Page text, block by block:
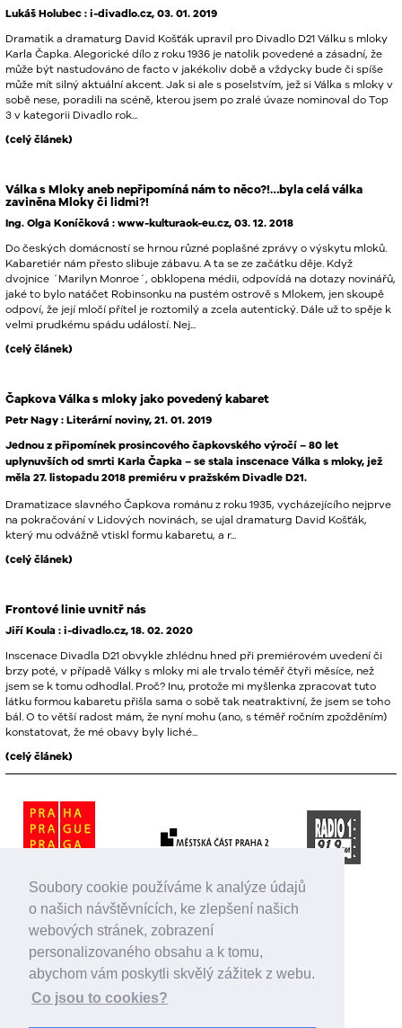
Soubory cookie používáme k analýze údajů
o našich návštěvnících, ke zlepšení našich
webových stránek, zobrazení
personalizovaného obsahu a k tomu,
abychom vám poskytli skvělý zážitek z webu.
Co jsou to cookies?
Lukáš Holubec : i-divadlo.cz, 03. 01. 2019
Dramatik a dramaturg David Košťák upravil pro Divadlo D21 Válku s mloky
Karla Čapka. Alegorické dílo z roku 1936 je natolik povedené a zásadní, že
může být nastudováno de facto v jakékoliv době a vždycky bude či spíše
může mít silný aktuální akcent. Jak si ale s poselstvím, jež si Válka s mloky v
sobě nese, poradili na scéně, kterou jsem po zralé úvaze nominoval do Top
3 v kategorii Divadlo rok...
(celý článek)
Válka s Mloky aneb nepřipomíná nám to něco?!…byla celá válka
zaviněna Mloky či lidmi?!
Ing. Olga Koníčková : www-kulturaok-eu.cz, 03. 12. 2018
Do českých domácností se hrnou různé poplašné zprávy o výskytu mloků.
Kabaretiér nám přesto slibuje zábavu. A ta se ze začátku děje. Když
dvojnice ´Marilyn Monroe´, obklopena médii, odpovídá na dotazy novinářů,
jaké to bylo natáčet Robinsonku na pustém ostrově s Mlokem, jen skoupě
odpoví, že její mločí přítel je roztomilý a zcela autentický. Dále už to spěje k
velmi prudkému spádu událostí. Nej...
(celý článek)
Čapkova Válka s mloky jako povedený kabaret
Petr Nagy : Literární noviny, 21. 01. 2019
Jednou z připomínek prosincového čapkovského výročí – 80 let
uplynuvších od smrti Karla Čapka – se stala inscenace Válka s mloky, jež
měla 27. listopadu 2018 premiéru v pražském Divadle D21.
Dramatizace slavného Čapkova románu z roku 1935, vycházejícího nejprve
na pokračování v Lidových novinách, se ujal dramaturg David Košťák,
který mu odvážně vtiskl formu kabaretu, a r...
(celý článek)
Frontové linie uvnitř nás
Jiří Koula : i-divadlo.cz, 18. 02. 2020
Inscenace Divadla D21 obvykle zhlédnu hned při premiérovém uvedení či
brzy poté, v případě Války s mloky mi ale trvalo téměř čtyři měsíce, než
jsem se k tomu odhodlal. Proč? Inu, protože mi myšlenka zpracovat tuto
látku formou kabaretu přišla sama o sobě tak neatraktivní, že jsem se toho
bál. O to větší radost mám, že nyní mohu (ano, s téměř ročním zpožděním)
konstatovat, že mé obavy byly liché...
(celý článek)